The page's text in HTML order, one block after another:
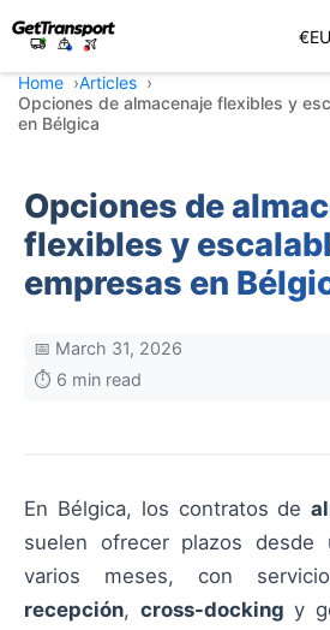
€
Home
Articles
Opciones de almacenaje flexibles y
en Bélgica
Opciones de
flexibles y
empresas en
📅 March 31, 2026
⏱️ 6 min read
En Bélgica, los contratos de
suelen ofrecer plazos desde
varios meses, con
recepción, cross-docking y